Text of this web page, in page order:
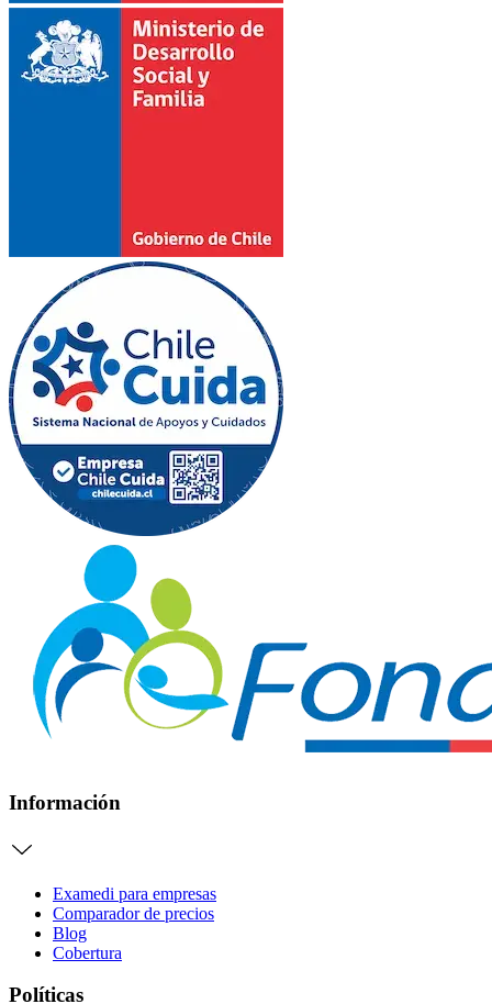
Información
Examedi para empresas
Comparador de precios
Blog
Cobertura
Políticas